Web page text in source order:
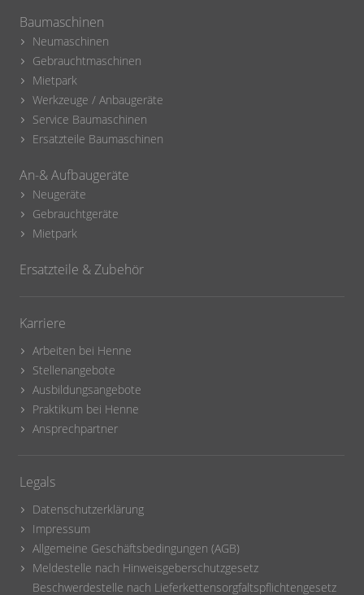
Baumaschinen
Neumaschinen
Gebrauchtmaschinen
Mietpark
Werkzeuge / Anbaugeräte
Service Baumaschinen
Ersatzteile Baumaschinen
An-& Aufbaugeräte
Neugeräte
Gebrauchtgeräte
Mietpark
Ersatzteile & Zubehör
Karriere
Arbeiten bei Henne
Stellenangebote
Ausbildungsangebote
Praktikum bei Henne
Ansprechpartner
Legals
Datenschutzerklärung
Impressum
Allgemeine Geschäftsbedingungen (AGB)
Meldestelle nach Hinweisgeberschutzgesetz
Beschwerdestelle nach Lieferkettensorgfaltspflichtengesetz